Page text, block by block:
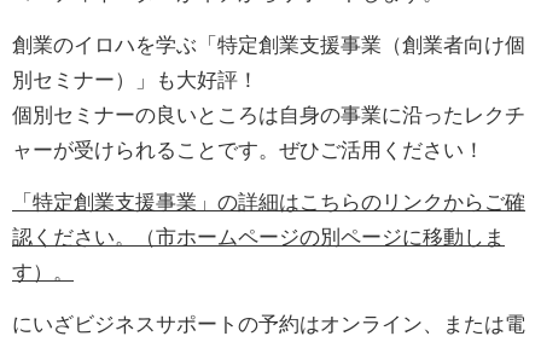
創業のイロハを学ぶ「特定創業支援事業（創業者向け個
別セミナー）」も大好評！
個別セミナーの良いところは自身の事業に沿ったレクチ
ャーが受けられることです。ぜひご活用ください！
「特定創業支援事業」の詳細はこちらのリンクからご確
認ください。（市ホームページの別ページに移動しま
す）。
にいざビジネスサポートの予約はオンライン、または電